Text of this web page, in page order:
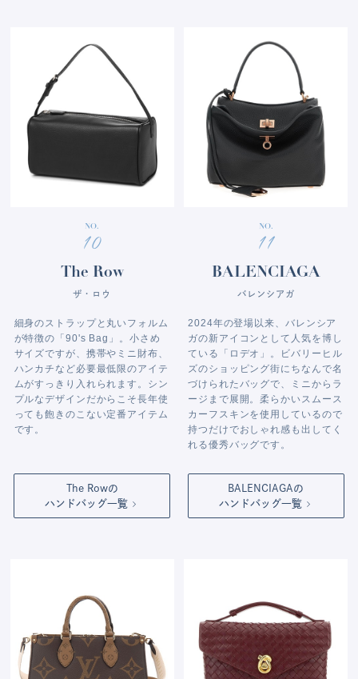
NO.
10
The Row
ザ・ロウ
細身のストラップと丸いフォルム
が特徴の「90's Bag」。小さめ
サイズですが、携帯やミニ財布、
ハンカチなど必要最低限のアイテ
ムがすっきり入れられます。シン
プルなデザインだからこそ長年使
っても飽きのこない定番アイテム
です。
The Rowの
ハンドバッグ一覧
NO.
11
BALENCIAGA
バレンシアガ
2024年の登場以来、バレンシア
ガの新アイコンとして人気を博し
ている「ロデオ」。ビバリーヒル
ズのショッピング街にちなんで名
づけられたバッグで、ミニからラ
ージまで展開。柔らかいスムース
カーフスキンを使用しているので
持つだけでおしゃれ感も出してく
れる優秀バッグです。
BALENCIAGAの
ハンドバッグ一覧